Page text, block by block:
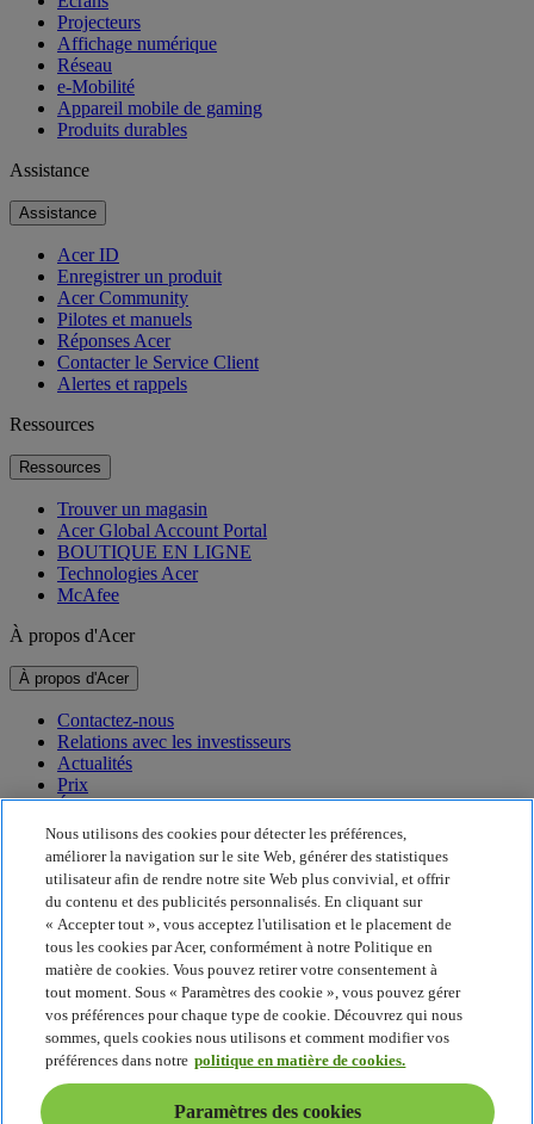
Projecteurs
Affichage numérique
Réseau
e-Mobilité
Appareil mobile de gaming
Produits durables
Assistance
Assistance
Acer ID
Enregistrer un produit
Acer Community
Pilotes et manuels
Réponses Acer
Contacter le Service Client
Alertes et rappels
Ressources
Ressources
Trouver un magasin
Acer Global Account Portal
BOUTIQUE EN LIGNE
Technologies Acer
McAfee
À propos d'Acer
À propos d'Acer
Contactez-nous
Relations avec les investisseurs
Actualités
Prix
Événements
Développement durable
Développement durable
Responsabilité sociale de l'entreprise
Empreinte carbone du produit
Project Humanity
Earthion
Politique de confidentialité
Politique en matière de cookies
Mentions légales
Informations légales supplémentaires
Nous utilisons des cookies pour détecter les préférences,
améliorer la navigation sur le site Web, générer des statistiques
utilisateur afin de rendre notre site Web plus convivial, et offrir
du contenu et des publicités personnalisés. En cliquant sur
« Accepter tout », vous acceptez l'utilisation et le placement de
tous les cookies par Acer, conformément à notre Politique en
matière de cookies. Vous pouvez retirer votre consentement à
tout moment. Sous « Paramètres des cookie », vous pouvez gérer
vos préférences pour chaque type de cookie. Découvrez qui nous
sommes, quels cookies nous utilisons et comment modifier vos
préférences dans notre politique en matière de cookies.
Paramètres des cookies